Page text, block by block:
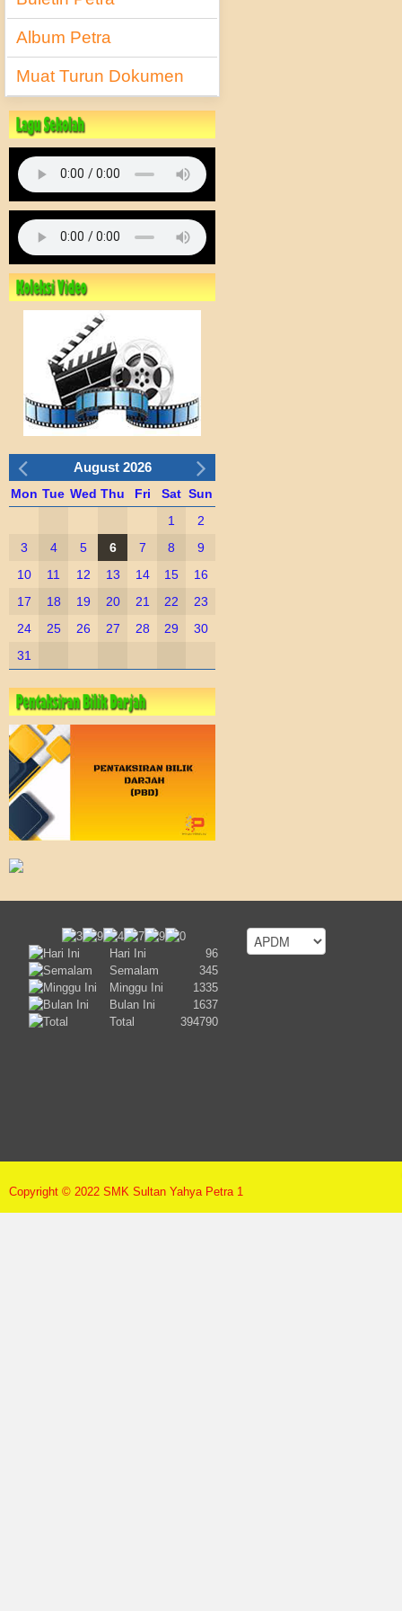
Album Petra
Muat Turun Dokumen
August 2026
Mon Tue Wed Thu Fri Sat Sun
1
2
3
4 5 6 7 8
9
10
11 12 13 14 15
16
17
18 19 20 21 22
23
24
25 26 27 28 29
30
31
Hari Ini
96
Semalam
345
Minggu Ini
1335
Bulan Ini
1637
Total
394790
Copyright © 2022 SMK Sultan Yahya Petra 1